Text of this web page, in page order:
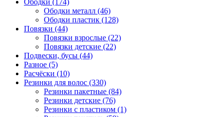
Ободки металл (46)
Ободки пластик (128)
Повязки (44)
Повязки взрослые (22)
Повязки детские (22)
Подвески, бусы (44)
Разное (5)
Расчёски (10)
Резинки для волос (330)
Резинки пакетные (84)
Резинки детские (76)
Резинки с пластиком (1)